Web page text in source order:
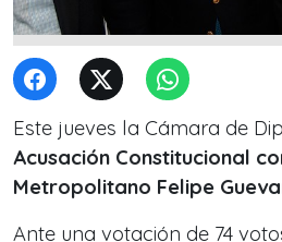
Este jueves la Cámara de
Acusación Constitucional
Metropolitano Felipe
Ante una votación de 74